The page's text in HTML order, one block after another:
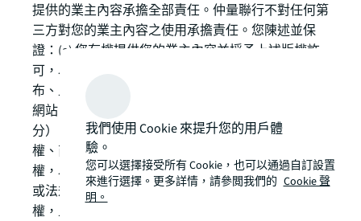
提供的業主內容承擔全部責任。仲量聯行不對任何第
三方對您的業主內容之使用承擔責任。您陳述並保
證：(a) 您有權提供您的業主內容並授予上述版權許
可，以及 (b) 您的業主內容，以及您對業主內容的發
布、上載、公開、提交或傳送，或 仲量聯行透過本
網站（包括服務）使用您的業主內容（或其任何部
分），不會侵犯、盜用或違反第三方的專利、著作
權、商標、商業秘密、人格權或其他專有或知識產
權，以及公開或私隱權利，亦不會違反任何適用法律
或法規。J仲量聯行不擁有您任何業主內容的所有
權，且本使用條款中的任何內容均不限制您對您的業
我們使用 Cookie 來提升您的用戶體
驗。
您可以選擇接受所有 Cookie，也可以通過自訂設置
來進行選擇。更多詳情，請參閲我們的 Cookie 聲
明。